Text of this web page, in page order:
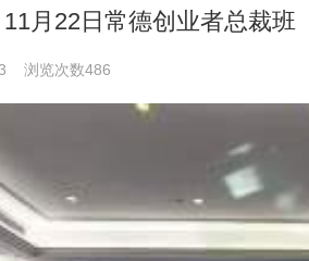
11月22日常德创业者总裁
浏览次数486